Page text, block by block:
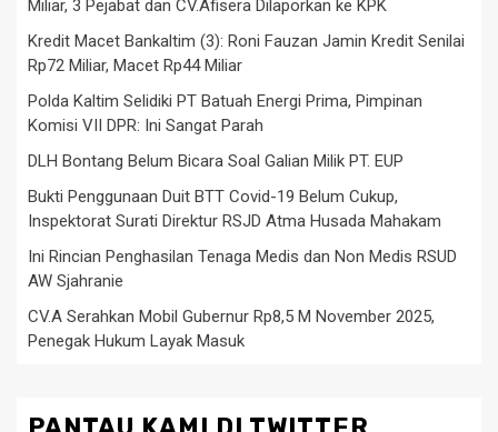
Miliar, 3 Pejabat dan CV.Afisera Dilaporkan ke KPK
Kredit Macet Bankaltim (3): Roni Fauzan Jamin Kredit Senilai
Rp72 Miliar, Macet Rp44 Miliar
Polda Kaltim Selidiki PT Batuah Energi Prima, Pimpinan
Komisi VII DPR: Ini Sangat Parah
DLH Bontang Belum Bicara Soal Galian Milik PT. EUP
Bukti Penggunaan Duit BTT Covid-19 Belum Cukup,
Inspektorat Surati Direktur RSJD Atma Husada Mahakam
Ini Rincian Penghasilan Tenaga Medis dan Non Medis RSUD
AW Sjahranie
CV.A Serahkan Mobil Gubernur Rp8,5 M November 2025,
Penegak Hukum Layak Masuk